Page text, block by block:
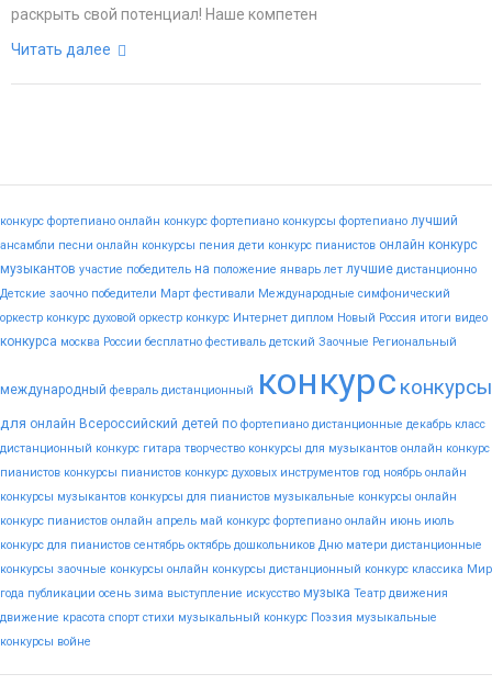
раскрыть свой потенциал! Наше компетен
Читать далее
конкурс фортепиано онлайн конкурс фортепиано конкурсы фортепиано лучший
ансамбли песни онлайн конкурсы пения дети конкурс пианистов онлайн конкурс
музыкантов участие победитель на положение январь лет лучшие дистанционно
Детские заочно победители Март фестивали Международные симфонический
оркестр конкурс духовой оркестр конкурс Интернет диплом Новый Россия итоги видео
конкурса москва России бесплатно фестиваль детский Заочные Региональный
международный февраль дистанционный конкурс конкурсы
для онлайн Всероссийский детей по фортепиано дистанционные декабрь класс
дистанционный конкурс гитара творчество конкурсы для музыкантов онлайн конкурс
пианистов конкурсы пианистов конкурс духовых инструментов год ноябрь онлайн
конкурсы музыкантов конкурсы для пианистов музыкальные конкурсы онлайн
конкурс пианистов онлайн апрель май конкурс фортепиано онлайн июнь июль
конкурс для пианистов сентябрь октябрь дошкольников Дню матери дистанционные
конкурсы заочные конкурсы онлайн конкурсы дистанционный конкурс классика Мир
года публикации осень зима выступление искусство музыка Театр движения
движение красота спорт стихи музыкальный конкурс Поэзия музыкальные
конкурсы войне